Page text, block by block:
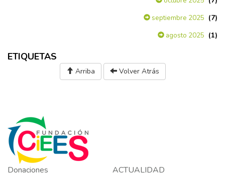
septiembre 2025 (7)
agosto 2025 (1)
ETIQUETAS
Arriba Volver Atrás
Donaciones
ACTUALIDAD